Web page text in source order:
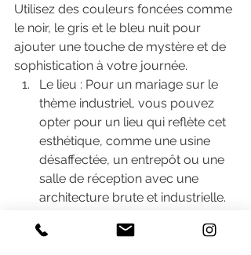
Utilisez des couleurs foncées comme
le noir, le gris et le bleu nuit pour
ajouter une touche de mystère et de
sophistication à votre journée.
Le lieu : Pour un mariage sur le
thème industriel, vous pouvez
opter pour un lieu qui reflète cet
esthétique, comme une usine
désaffectée, un entrepôt ou une
salle de réception avec une
architecture brute et industrielle.
votre lieu de réception avec des